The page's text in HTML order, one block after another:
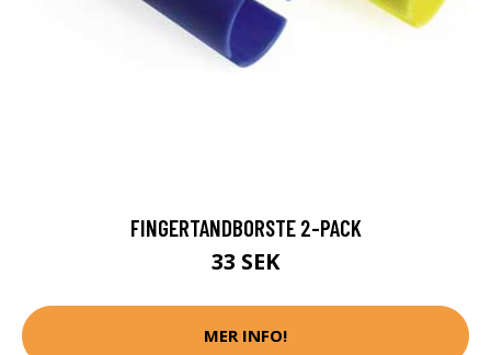
FINGERTANDBORSTE 2-PACK
33 SEK
MER INFO!